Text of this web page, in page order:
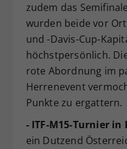
zudem das
wurden beide vor
und -Davis-Cup-
höchstpersönlich.
rote Abordnung im
Herrenevent
Punkte zu ergattern.
- ITF-M15-Turnier in
ein Dutzend